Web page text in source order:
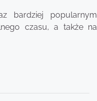
bardziej popularnym
czasu, a także na